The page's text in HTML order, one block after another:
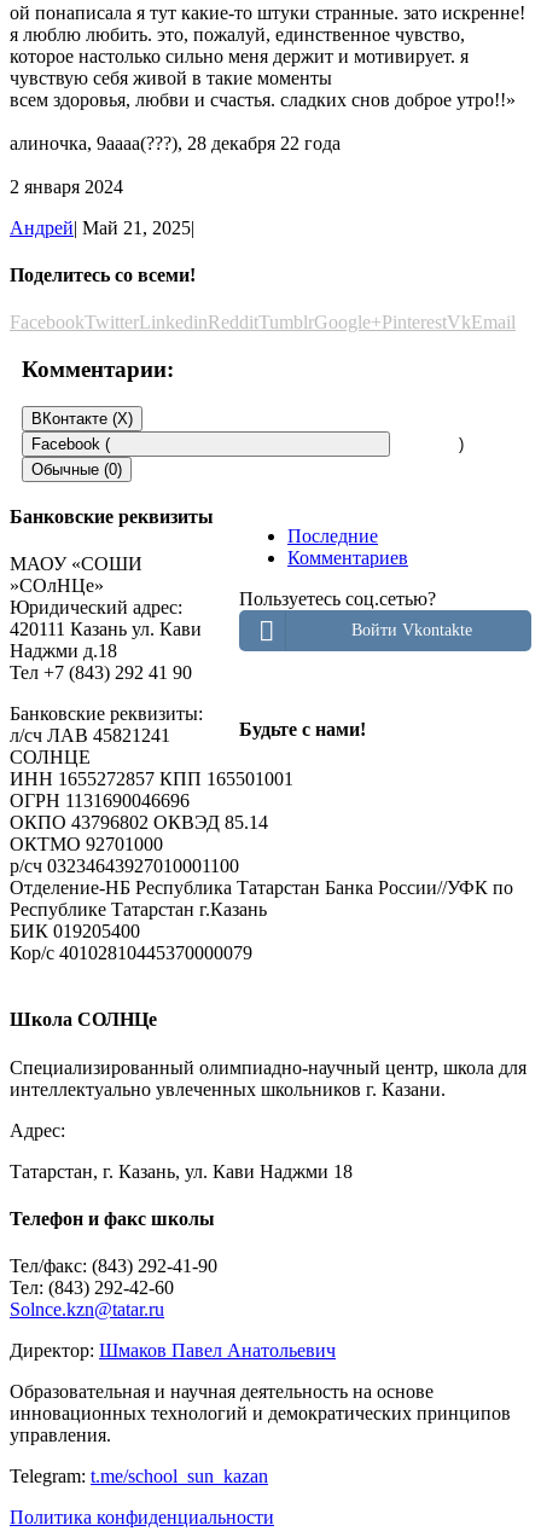
ой понаписала я тут какие-то штуки странные. зато искренне!
я люблю любить. это, пожалуй, единственное чувство,
которое настолько сильно меня держит и мотивирует. я
чувствую себя живой в такие моменты
всем здоровья, любви и счастья. сладких снов доброе утро!!»
алиночка, 9аааа(???), 28 декабря 22 года
2 января 2024
Андрей| Май 21, 2025|
Поделитесь со всеми!
FacebookTwitterLinkedinRedditTumblrGoogle+PinterestVkEmail
Комментарии:
ВКонтакте (X)
Facebook (
)
Обычные (0)
Пользуетесь соц.сетью?
Войти Vkontakte
Ваш e-mail не будет опубликован.
помечены*
Комментарий
E-mail*
Сайт
Последние
Комментариев
Пользуетесь соц.сетью?
Войти Vkontakte
Будьте с нами!
Банковские реквизиты
МАОУ «СОШИ
»СОлНЦе»
Юридический адрес:
420111 Казань ул. Кави
Наджми д.18
Тел +7 (843) 292 41 90
Банковские реквизиты:
л/сч ЛАВ 45821241
СОЛНЦЕ
ИНН 1655272857 КПП 165501001
ОГРН 1131690046696
ОКПО 43796802 ОКВЭД 85.14
ОКТМО 92701000
р/cч 03234643927010001100
Отделение-НБ Республика Татарстан Банка России//УФК по
Республике Татарстан г.Казань
БИК 019205400
Кор/с 40102810445370000079
Школа СОЛНЦе
Специализированный олимпиадно-научный центр, школа для
интеллектуально увлеченных школьников г. Казани.
Адрес:
Татарстан, г. Казань, ул. Кави Наджми 18
Телефон и факс школы
Тел/факс: (843) 292-41-90
Тел: (843) 292-42-60
Solnce.kzn@tatar.ru
Директор: Шмаков Павел Анатольевич
Образовательная и научная деятельность на основе
инновационных технологий и демократических принципов
управления.
Telegram: t.me/school_sun_kazan
Политика конфиденциальности